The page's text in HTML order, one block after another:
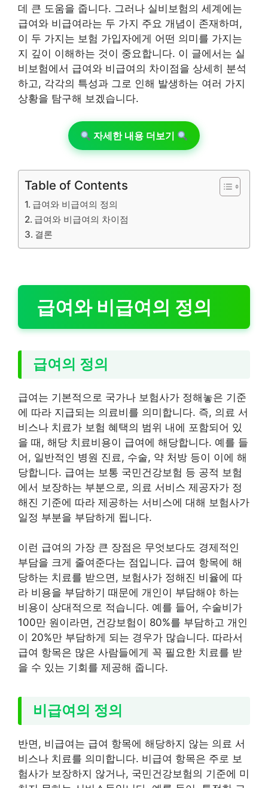
데 큰 도움을 줍니다. 그러나 실비보험의 세계에는
급여와 비급여라는 두 가지 주요 개념이 존재하며,
이 두 가지는 보험 가입자에게 어떤 의미를 가지는
지 깊이 이해하는 것이 중요합니다. 이 글에서는 실
비보험에서 급여와 비급여의 차이점을 상세히 분석
하고, 각각의 특성과 그로 인해 발생하는 여러 가지
상황을 탐구해 보겠습니다.
자세한 내용 더보기
Table of Contents
급여와 비급여의 정의
급여와 비급여의 차이점
결론
급여와 비급여의 정의
급여의 정의
급여는 기본적으로 국가나 보험사가 정해놓은 기준
에 따라 지급되는 의료비를 의미합니다. 즉, 의료 서
비스나 치료가 보험 혜택의 범위 내에 포함되어 있
을 때, 해당 치료비용이 급여에 해당합니다. 예를 들
어, 일반적인 병원 진료, 수술, 약 처방 등이 이에 해
당합니다. 급여는 보통 국민건강보험 등 공적 보험
에서 보장하는 부분으로, 의료 서비스 제공자가 정
해진 기준에 따라 제공하는 서비스에 대해 보험사가
일정 부분을 부담하게 됩니다.
이런 급여의 가장 큰 장점은 무엇보다도 경제적인
부담을 크게 줄여준다는 점입니다. 급여 항목에 해
당하는 치료를 받으면, 보험사가 정해진 비율에 따
라 비용을 부담하기 때문에 개인이 부담해야 하는
비용이 상대적으로 적습니다. 예를 들어, 수술비가
100만 원이라면, 건강보험이 80%를 부담하고 개인
이 20%만 부담하게 되는 경우가 많습니다. 따라서
급여 항목은 많은 사람들에게 꼭 필요한 치료를 받
을 수 있는 기회를 제공해 줍니다.
비급여의 정의
반면, 비급여는 급여 항목에 해당하지 않는 의료 서
비스나 치료를 의미합니다. 비급여 항목은 주로 보
험사가 보장하지 않거나, 국민건강보험의 기준에 미